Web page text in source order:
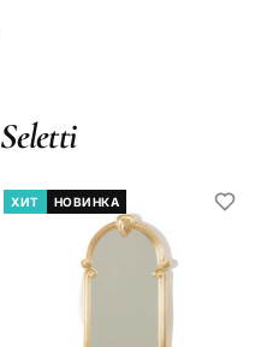
Seletti
ХИТ НОВИНКА